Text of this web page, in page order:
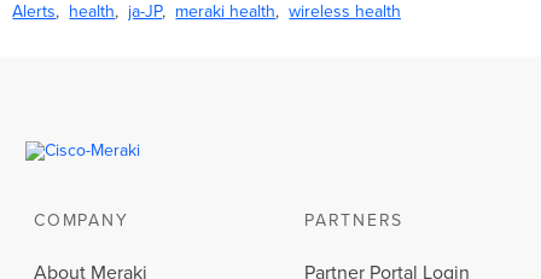
Alerts
health ja-JP meraki health wireless health
COMPANY
About Meraki
PARTNERS
Partner Portal Login